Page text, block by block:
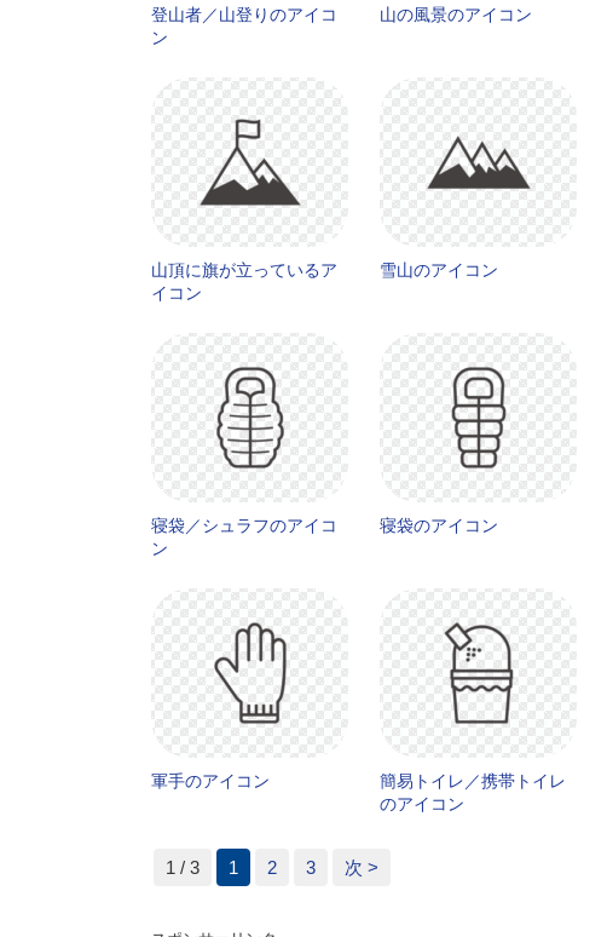
登山者／山登りのアイコ
ン
山の風景のアイコン
山頂に旗が立っているア
イコン
雪山のアイコン
寝袋／シュラフのアイコ
ン
寝袋のアイコン
軍手のアイコン
簡易トイレ／携帯トイレ
のアイコン
1 / 3 1 2 3 次 >